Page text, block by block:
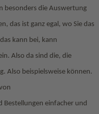
besonders die Auswertung
das ist ganz egal, wo Sie das
kann bei, kann
Also da sind die, die
Also beispielsweise können.
Bestellungen einfacher und